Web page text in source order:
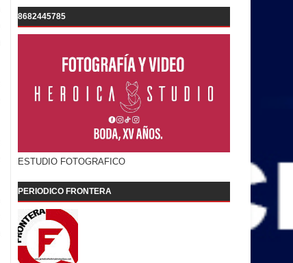
8682445785
ESTUDIO FOTOGRAFICO
PERIODICO FRONTERA